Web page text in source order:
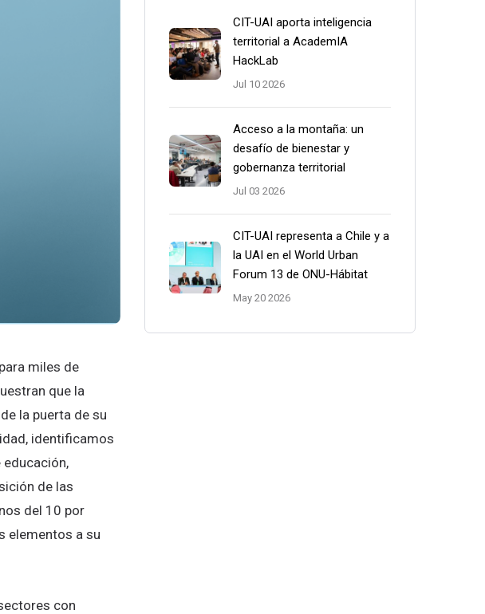
CIT-UAI aporta inteligencia
territorial a AcademIA
HackLab
Jul 10 2026
Acceso a la montaña: un
desafío de bienestar y
gobernanza territorial
Jul 03 2026
CIT-UAI representa a Chile y a
la UAI en el World Urban
Forum 13 de ONU-Hábitat
May 20 2026
miles de
que la
la puerta de su
identificamos
de las
del 10 por
elementos a su
con